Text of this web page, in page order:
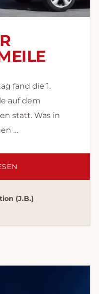
fand die 1.
auf dem
statt. Was in
…
(J.B.)